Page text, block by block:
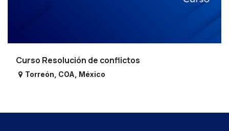
Curso Resolución de conflictos
Torreón COA México